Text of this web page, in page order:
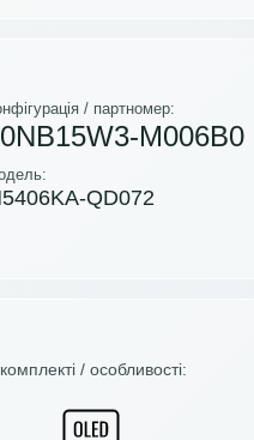
/ партномер:
M006B0
QD072
/ особливості: